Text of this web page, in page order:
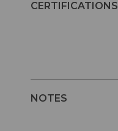
CERTIFICATIONS
NOTES